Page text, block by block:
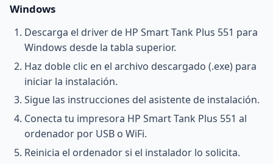
Windows
Descarga el driver de HP Smart Tank Plus 551 para
Windows desde la tabla superior.
Haz doble clic en el archivo descargado (.exe) para
iniciar la instalación.
Sigue las instrucciones del asistente de instalación.
Conecta tu impresora HP Smart Tank Plus 551 al
ordenador por USB o WiFi.
Reinicia el ordenador si el instalador lo solicita.